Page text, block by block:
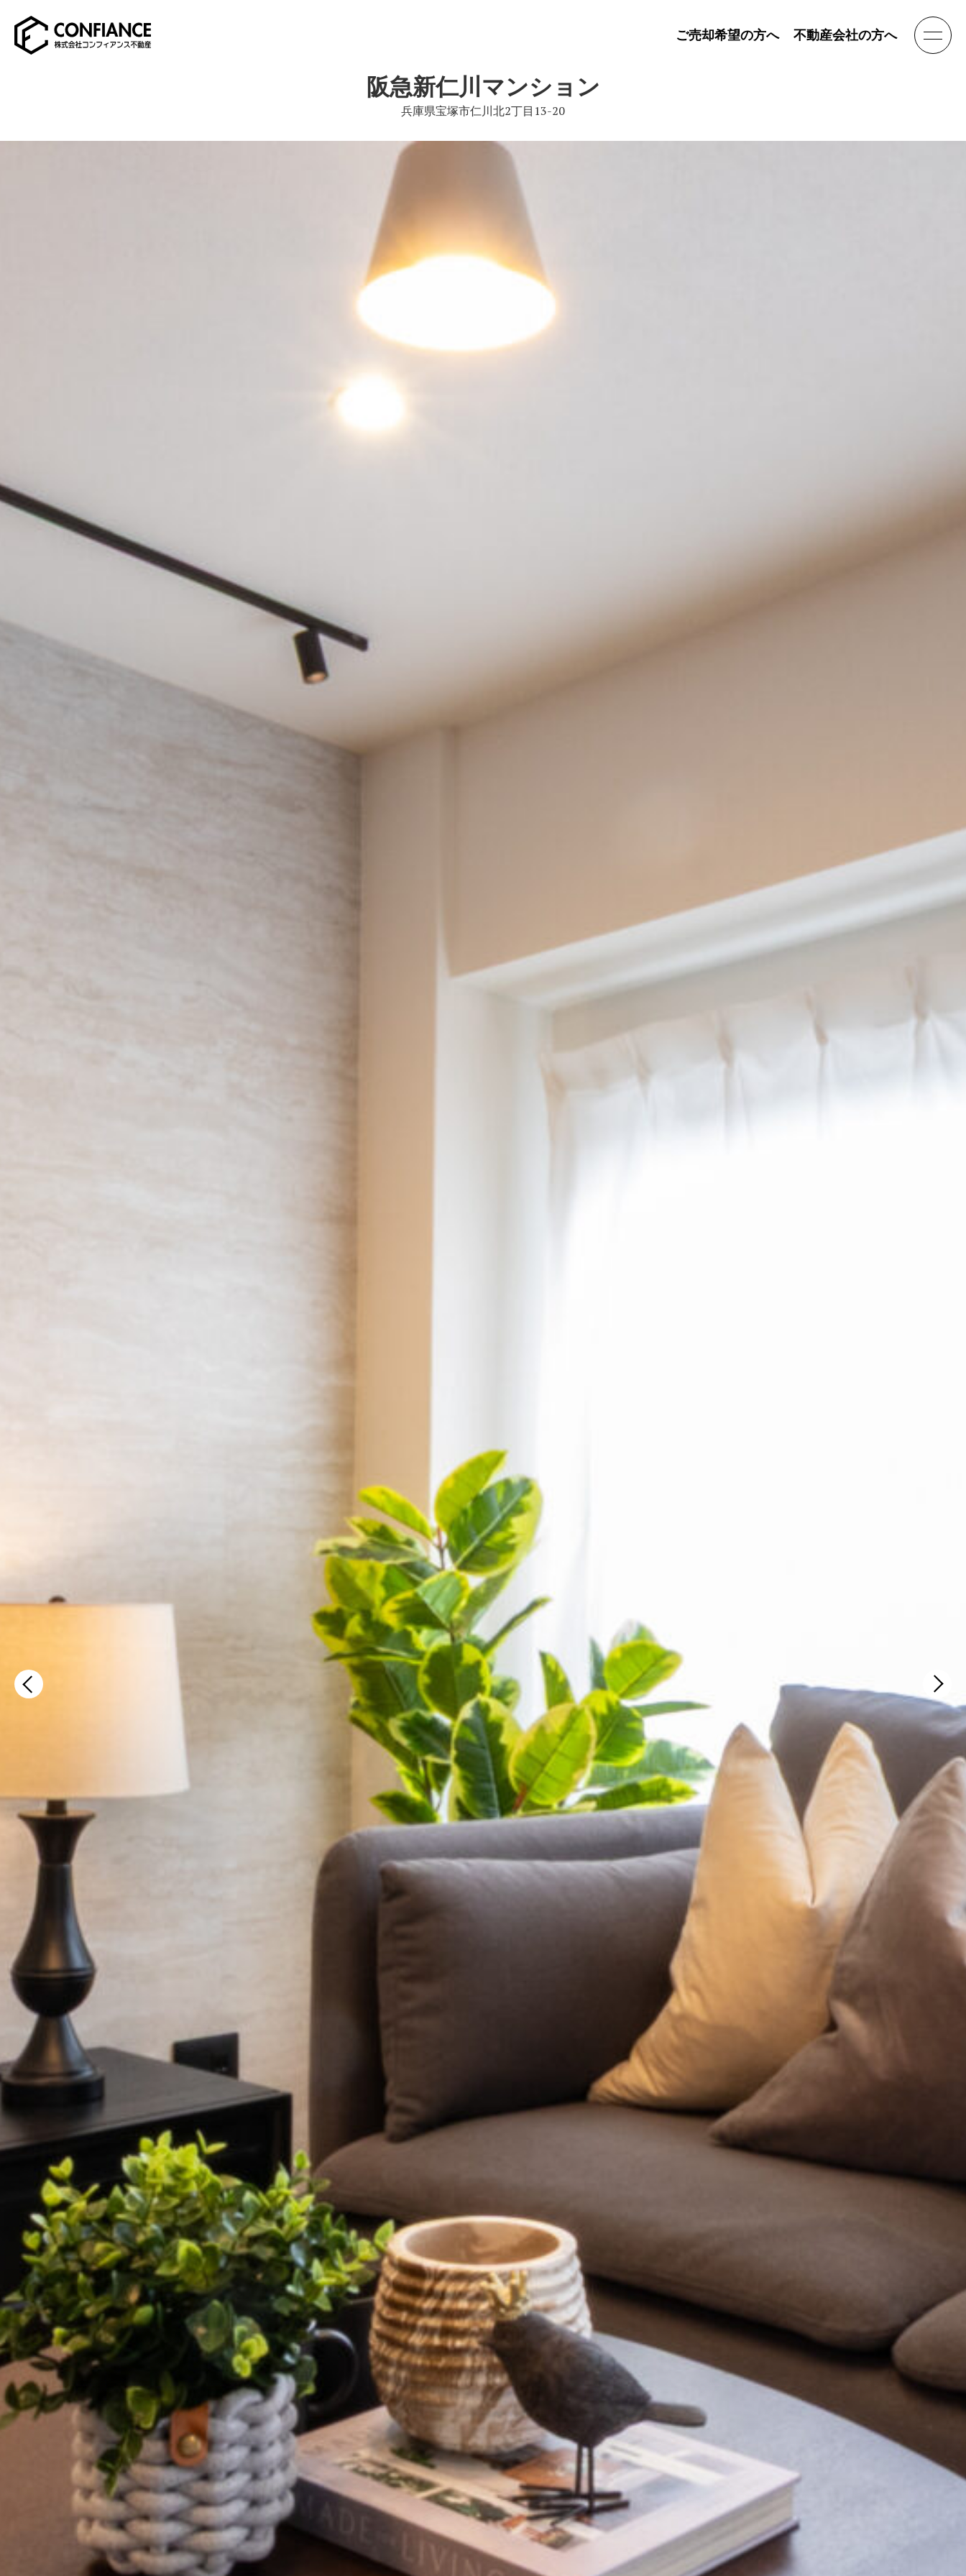
ご売却希望の方へ 不動産会社の方へ
阪急新仁川マンション
兵庫県宝塚市仁川北2丁目13-20